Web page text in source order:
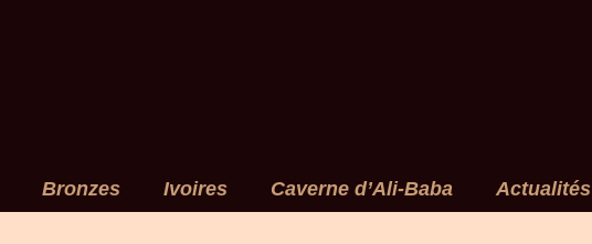
Bronzes Ivoires Caverne d’Ali-Baba Actualités